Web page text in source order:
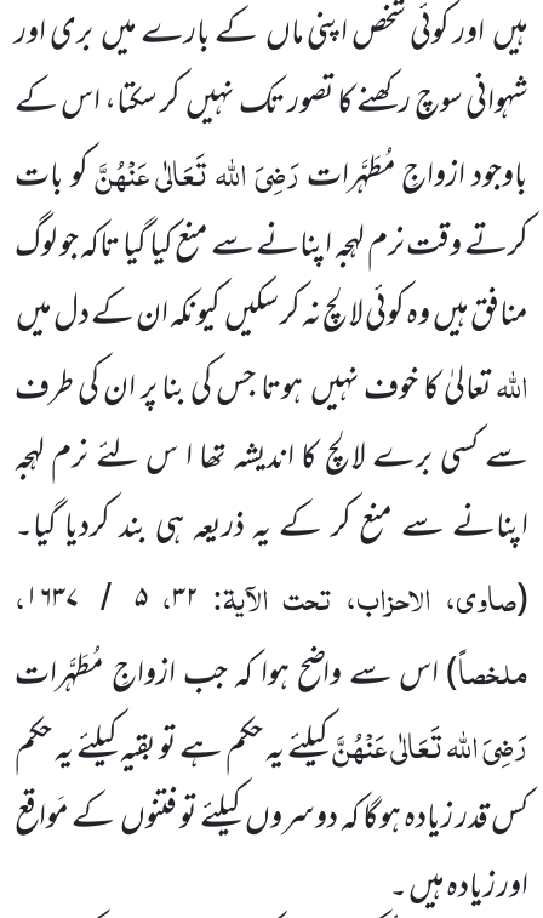
ہیںاور کوئی شخص اپنی ماںکے بارے میںبری اور
شہوانی سوچ رکھنے کا تصور تک نہیںکر سکتا، اس کے
باوجود ازواجِ مُطَہَّراترَضِیَ اللہ تَعَالٰی عَنْہُنَّکو بات
کرتے وقت نرم لہجہ اپنانے سے منع کیا گیا تاکہ جو لوگ
منافق ہیںوہ کوئی لالچ نہ کر سکیںکیونکہان کے دل میں
اللہتعالیٰ کا خوف نہیںہوتا جس کی بنا پر ان کی طرف
سے کسی برے لالچ کا اندیشہ تھا ا س لئے نرم لہجہ
اپنانےسے منع کر کے یہ ذریعہ ہی بند کردیا گیا۔
(صاوی، الاحزاب، تحت الآیۃ: ۳۲،۵ / ۱۶۳۷،
ملخصاً)اس سے واضح ہوا کہ جب ازواجِ مُطَہَّرات
رَضِیَ اللہتَعَالٰی عَنْہُنَّکیلئے یہ حکم ہے تو بقیہ کیلئے یہ حکم
کس قدر زیادہ ہوگا کہ دوسروںکیلئے تو فتنوںکے مَواقع
اور زیادہ ہیں ۔